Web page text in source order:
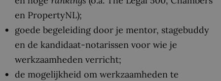
en PropertyNL);
goede begeleiding door je mentor, stagebuddy
en de kandidaat-notarissen voor wie je
werkzaamheden verricht;
de mogelijkheid om werkzaamheden te